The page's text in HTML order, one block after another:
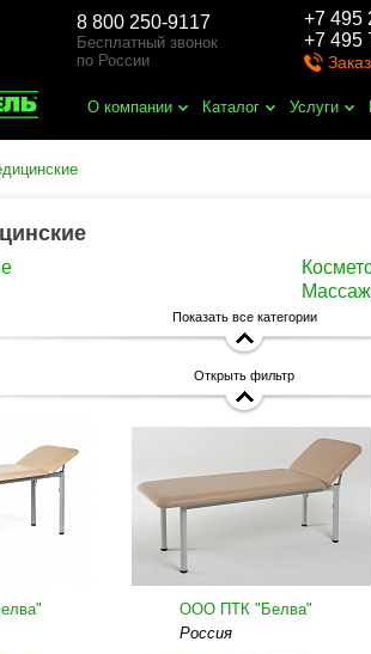
8 800 250-9117
Бесплатный звонок
по России
+7 495
+7 495
О компании Каталог Услуги
Показать все категории
Открыть фильтр
ООО ПТК "Белва"
Россия